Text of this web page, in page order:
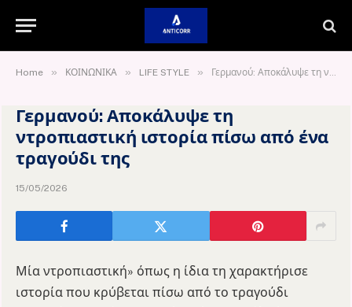
Home » ΚΟΙΝΩΝΙΚΑ » LIFE STYLE » Γερμανού: Αποκάλυψε τη ντροπιαστική ιστορία πίσω από ένα τραγούδι της
Γερμανού: Αποκάλυψε τη
ντροπιαστική ιστορία πίσω από ένα
τραγούδι της
15/05/2026
Μία ντροπιαστική» όπως η ίδια τη χαρακτήρισε
ιστορία που κρύβεται πίσω από το τραγούδι